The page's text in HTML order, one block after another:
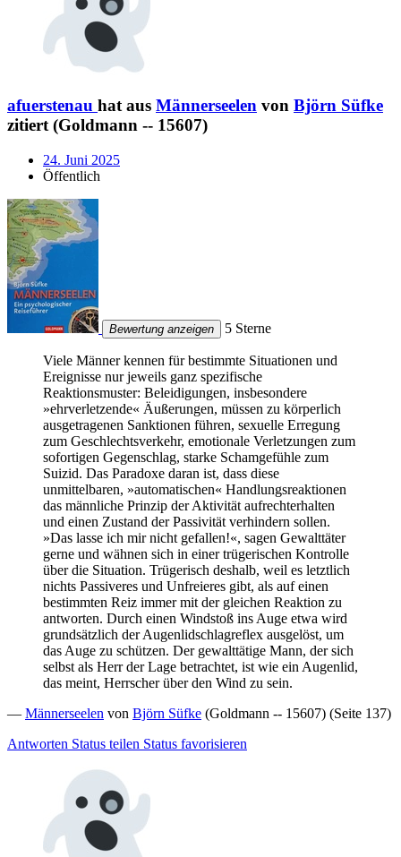
afuerstenau hat aus Männerseelen von Björn Süfke
zitiert (Goldmann -- 15607)
24. Juni 2025
Öffentlich
Bewertung anzeigen 5 Sterne
Viele Männer kennen für bestimmte Situationen und
Ereignisse nur jeweils ganz spezifische
Reaktionsmuster: Beleidigungen, insbesondere
»ehrverletzende« Äußerungen, müssen zu körperlich
ausgetragenen Sanktionen führen, sexuelle Erregung
zum Geschlechtsverkehr, emotionale Verletzungen zum
sofortigen Gegenschlag, starke Schamgefühle zum
Suizid. Das Paradoxe daran ist, dass diese
unmittelbaren, »automatischen« Handlungsreaktionen
das männliche Prinzip der Aktivität aufrechterhalten
und einen Zustand der Passivität verhindern sollen.
»Das lasse ich mir nicht gefallen!«, sagen Gewalttäter
gerne und wähnen sich in einer trügerischen Kontrolle
über die Situation. Trügerisch deshalb, weil es letztlich
nichts Passiveres und Unfreieres gibt, als auf einen
bestimmten Reiz immer mit der gleichen Reaktion zu
antworten. Durch einen Windstoß ins Auge etwa wird
grundsätzlich der Augenlidschlagreflex ausgelöst, um
das Auge zu schützen. Der gewalttätige Mann, der sich
selbst als Herr der Lage betrachtet, ist wie ein Augenlid,
das meint, Herrscher über den Wind zu sein.
— Männerseelen von Björn Süfke (Goldmann -- 15607) (Seite 137)
Antworten Status teilen Status favorisieren